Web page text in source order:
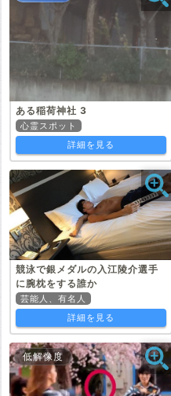
ある稲荷神社 3
心霊スポット
詳細を見る
競泳で銀メダルの入江陵介選手
に腕枕をする誰か
芸能人、有名人
詳細を見る
低解像度